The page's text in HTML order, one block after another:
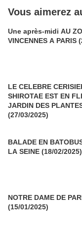
Vous aimerez
Une après-midi AU
VINCENNES A PARIS
LE CELEBRE
SHIROTAE EST EN
JARDIN DES
(27/03/2025)
BALADE EN
LA SEINE (18/02/2025)
NOTRE DAME DE
(15/01/2025)